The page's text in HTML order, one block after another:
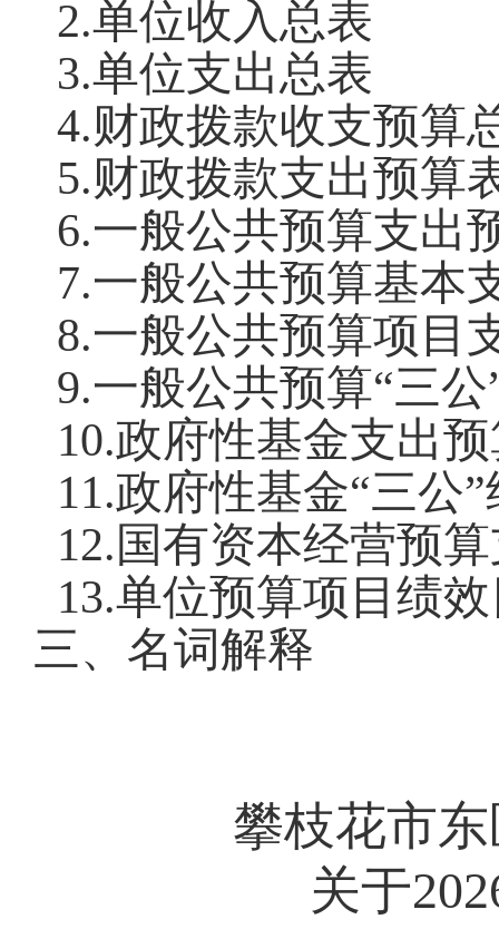
2.单位收入总表
3.单位支出总表
4.财政拨款收支预算
5.财政拨款支出预算
6.一般公共预算支出
7.一般公共预算基本
8.一般公共预算项目
9.一般公共预算“三公
10.政府性基金支出
11.政府性基金“三公”
12.国有资本经营预
13.单位预算项目绩
三、名词解释
攀枝花市
关于202